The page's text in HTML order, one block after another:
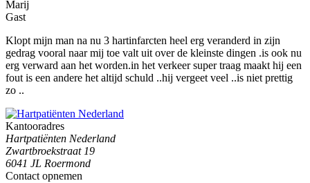
Marij
Gast
Klopt mijn man na nu 3 hartinfarcten heel erg veranderd in zijn
gedrag vooral naar mij toe valt uit over de kleinste dingen .is ook nu
erg verward aan het worden.in het verkeer super traag maakt hij een
fout is een andere het altijd schuld ..hij vergeet veel ..is niet prettig
zo ..
Kantooradres
Hartpatiënten Nederland
Zwartbroekstraat 19
6041 JL Roermond
Contact opnemen